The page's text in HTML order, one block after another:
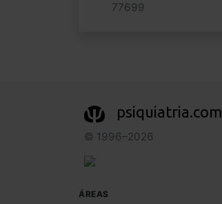
77699
psiquiatria.com
© 1996–2026
ÁREAS